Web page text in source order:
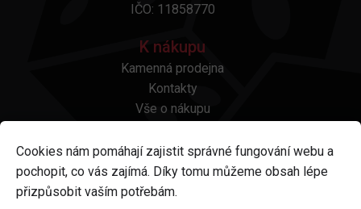
IČO: 11858770
K nákupu
Kamenná prodejna
Kontakty
Vše o nákupu
Platba a doprava
Reklamace a vrácení
Obchodní podmínky
Cookies nám pomáhají zajistit správné fungování webu a
pochopit, co vás zajímá. Díky tomu můžeme obsah lépe
přizpůsobit vaším potřebám.